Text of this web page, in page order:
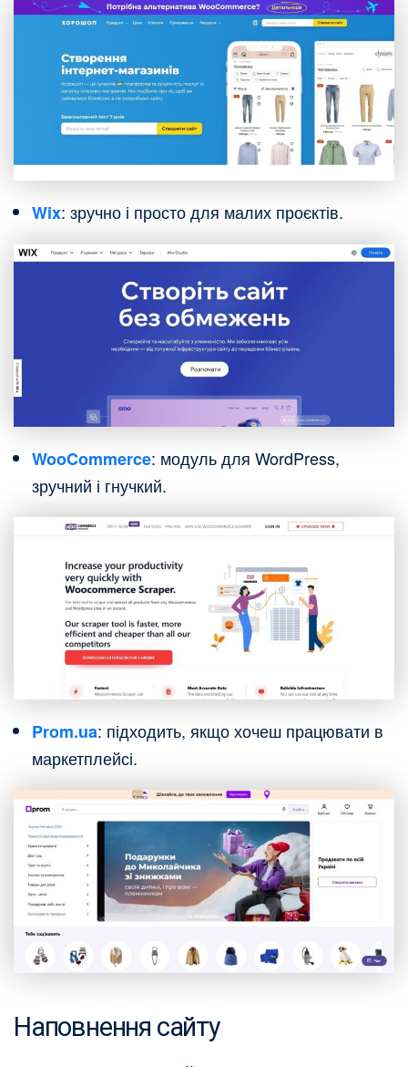
Wix: зручно і просто для малих проєктів.
WooCommerce: модуль для WordPress,
зручний і гнучкий.
Prom.ua: підходить, якщо хочеш працювати в
маркетплейсі.
Наповнення сайту